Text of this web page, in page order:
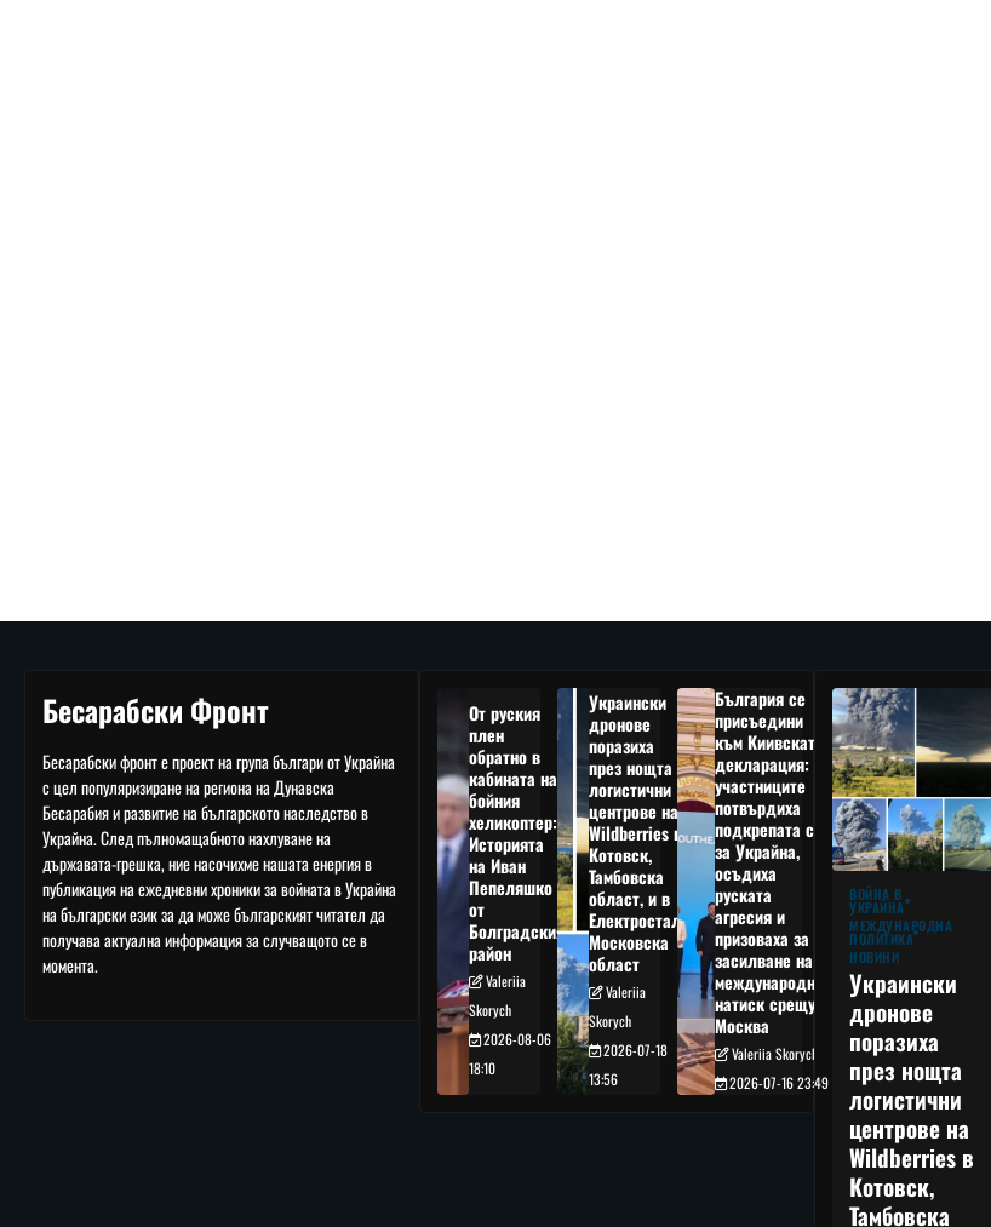
Бесарабски Фронт
Бесарабски фронт е проект на група българи от Украйна
с цел популяризиране на региона на Дунавска
Бесарабия и развитие на българското наследство в
Украйна. След пълномащабното нахлуване на
държавата-грешка, ние насочихме нашата енергия в
публикация на ежедневни хроники за войната в Украйна
на български език за да може българският читател да
получава актуална информация за случващото се в
момента.
От руския
плен
обратно в
кабината на
бойния
хеликоптер:
Историята
на Иван
Пепеляшко
от
Болградския
район
Valeriia
Skorych
2026-08-06
18:10
Украински
дронове
поразиха
през нощта
логистични
центрове на
Wildberries в
Котовск,
Тамбовска
област, и в
Електростал,
Московска
област
Valeriia
Skorych
2026-07-18
13:56
България се
присъедини
към Киивската
декларация:
участниците
потвърдиха
подкрепата си
за Украйна,
осъдиха
руската
агресия и
призоваха за
засилване на
международния
натиск срещу
Москва
Valeriia Skorych
2026-07-16 23:49
ВОЙНА В
УКРАЙНА
МЕЖДУНАРОДНА
ПОЛИТИКА
НОВИНИ
Украински
дронове
поразиха
през нощта
логистични
центрове на
Wildberries в
Котовск,
Тамбовска